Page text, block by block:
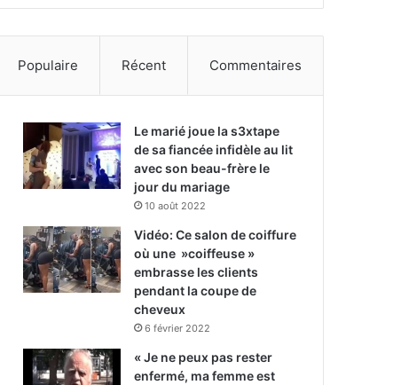
Populaire Récent Commentaires
Le marié joue la s3xtape
de sa fiancée infidèle au lit
avec son beau-frère le
jour du mariage
10 août 2022
Vidéo: Ce salon de coiffure
où une »coiffeuse »
embrasse les clients
pendant la coupe de
cheveux
6 février 2022
« Je ne peux pas rester
enfermé, ma femme est